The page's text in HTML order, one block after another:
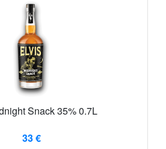
Snack 35% 0.7L
33 €